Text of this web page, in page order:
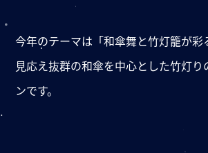
今年のテーマは「和傘舞と竹灯籠が彩
見応え抜群の和傘を中心とした竹灯り
ンです。